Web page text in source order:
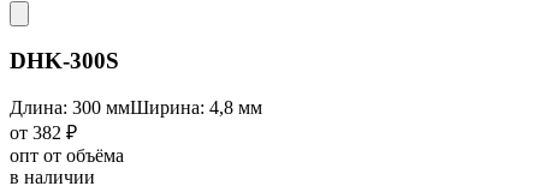
DHK-300S
Длина: 300 ммШирина: 4,8 мм
от 382 ₽
опт от объёма
в наличии